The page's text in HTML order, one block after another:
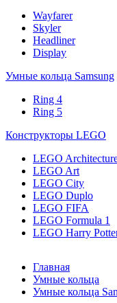
Wayfarer
Skyler
Headliner
Display
Умные кольца Samsung
Ring 4
Ring 5
Конструкторы LEGO
LEGO
LEGO Art
LEGO City
LEGO Duplo
LEGO FIFA
LEGO Formula 1
LEGO Harry
Главная
Умные кольца
Умные кольца